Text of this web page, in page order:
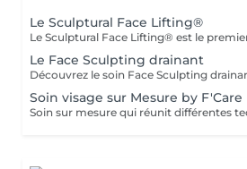
Le Sculptural Face Lifting®
Le Face Sculpting drainant
Soin visage sur Mesure by F'Care